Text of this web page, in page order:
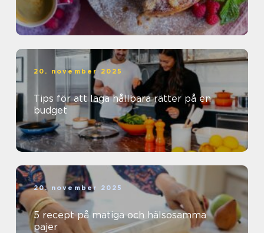
20. november 2025
Tips för att laga hållbara rätter på en
budget
20. november 2025
5 recept på matiga och hälsosamma
pajer